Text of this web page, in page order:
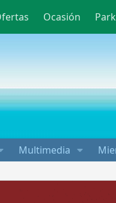
Ocasión
Multimedia